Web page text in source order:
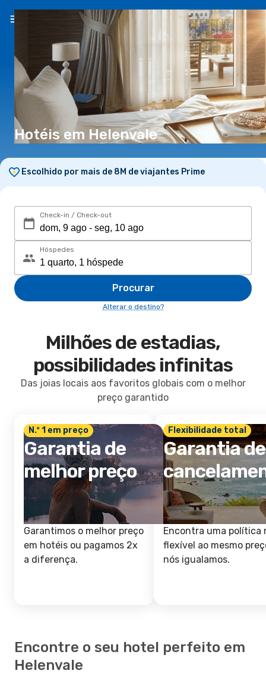
PT(€)
Hotéis em Helenvale
Escolhido por mais de 8M de viajantes Prime
Check-in / Check-out
Hóspedes
Procurar
Alterar o destino?
Milhões de estadias,
possibilidades infinitas
Das joias locais aos favoritos globais com o melhor
preço garantido
N.º 1 em preço
Garantia de
melhor preço
Garantimos o melhor preço
em hotéis ou pagamos 2x
a diferença.
Flexibilidade total
Garantia de
Encontra uma política
flexível ao mesmo
nós igualamos.
Encontre o seu hotel perfeito em
Helenvale